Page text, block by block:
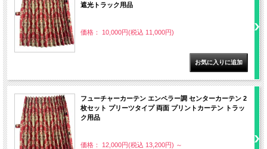
遮光トラック用品
価格： 10,000円(税込 11,000円)
フューチャーカーテン エンペラー調 センターカーテン 2
枚セット プリーツタイプ 両面 プリントカーテン トラッ
ク用品
価格： 12,000円(税込 13,200円) ～